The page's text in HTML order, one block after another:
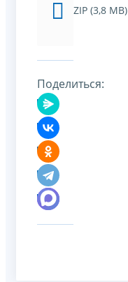
ZIP (3,8 MB)
Поделиться: